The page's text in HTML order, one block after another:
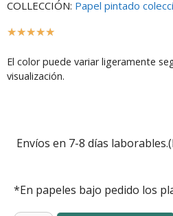
COLLECCIÓN: Papel pintado
☆☆☆☆☆
El color puede variar ligeramente
visualización.
Envíos en 7-8 días
*En papeles bajo pedido los